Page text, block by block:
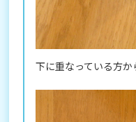
下に重なっている方か